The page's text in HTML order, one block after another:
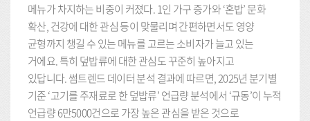
메뉴가 차지하는 비중이 커졌다. 1인 가구 증가와 ‘혼밥’ 문화
확산, 건강에 대한 관심 등이 맞물리며 간편하면서도 영양
균형까지 챙길 수 있는 메뉴를 고르는 소비자가 늘고 있는
거에요. 특히 덮밥류에 대한 관심도 꾸준히 높아지고
있답니다. 썸트렌드 데이터 분석 결과에 따르면, 2025년 분기별
기준 ‘고기를 주재료로 한 덮밥류’ 언급량 분석에서 ‘규동’이 누적
언급량 6만5000건으로 가장 높은 관심을 받은 것으로